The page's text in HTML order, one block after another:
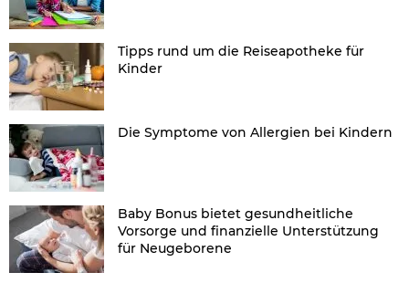
Tipps rund um die Reiseapotheke für
Kinder
Die Symptome von Allergien bei Kindern
Baby Bonus bietet gesundheitliche
Vorsorge und finanzielle Unterstützung
für Neugeborene